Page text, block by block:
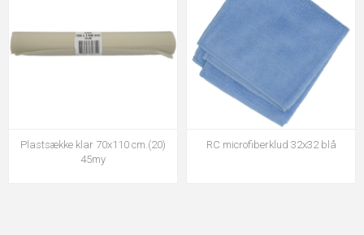
Plastsække klar 70x110 cm.(20)
45my
RC microfiberklud 32x32 blå